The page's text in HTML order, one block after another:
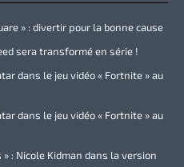
» : divertir pour la bonne cause
sera transformé en série !
dans le jeu vidéo « Fortnite » au
dans le jeu vidéo « Fortnite » au
: Nicole Kidman dans la version